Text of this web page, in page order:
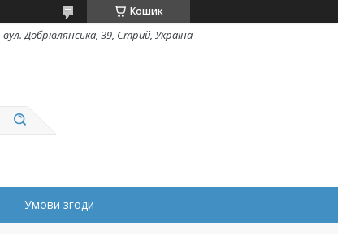
Кошик
вул. Добрівлянська, 39, Стрий, Україна
Умови згоди